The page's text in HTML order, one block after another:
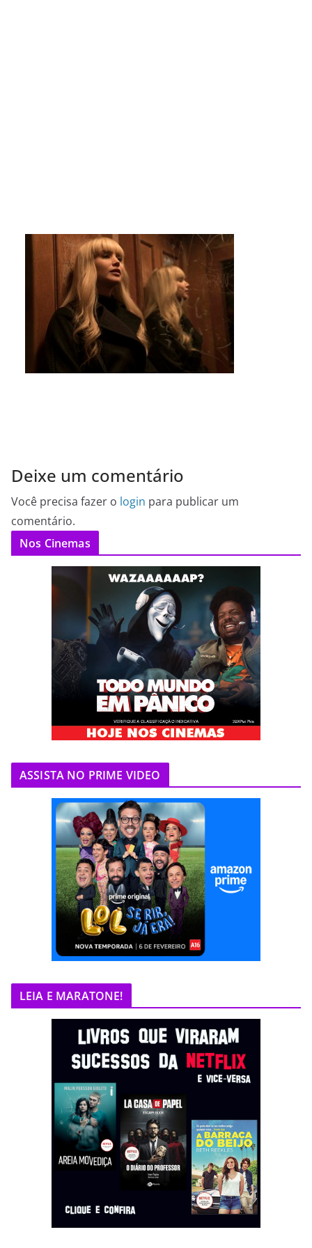
Deixe um comentário
Você precisa fazer o login para publicar um
comentário.
Nos Cinemas
ASSISTA NO PRIME VIDEO
LEIA E MARATONE!